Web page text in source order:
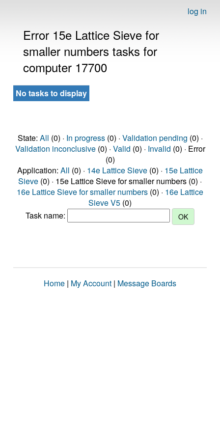
log in
Error 15e Lattice Sieve for
smaller numbers tasks for
computer 17700
No tasks to display
State: All (0) · In progress(0) · Validation pending (0) ·
Validation inconclusive(0) · Valid (0) · Invalid (0) · Error
(0)
Application: All (0) · 14e Lattice Sieve (0) · 15e Lattice
Sieve (0) · 15e Lattice Sieve for smaller numbers (0) ·
16e Lattice Sieve for smaller numbers (0) · 16e Lattice
Sieve V5 (0)
Task name:
Home | My Account | Message Boards